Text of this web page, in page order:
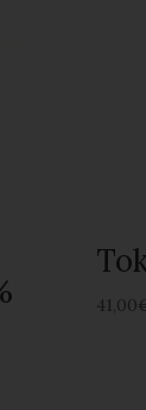
41,00€